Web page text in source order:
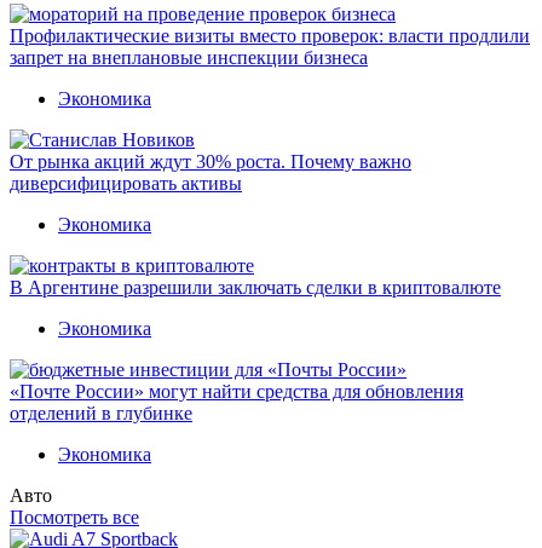
Профилактические визиты вместо проверок: власти продлили
запрет на внеплановые инспекции бизнеса
Экономика
От рынка акций ждут 30% роста. Почему важно
диверсифицировать активы
Экономика
В Аргентине разрешили заключать сделки в криптовалюте
Экономика
«Почте России» могут найти средства для обновления
отделений в глубинке
Экономика
Авто
Посмотреть все